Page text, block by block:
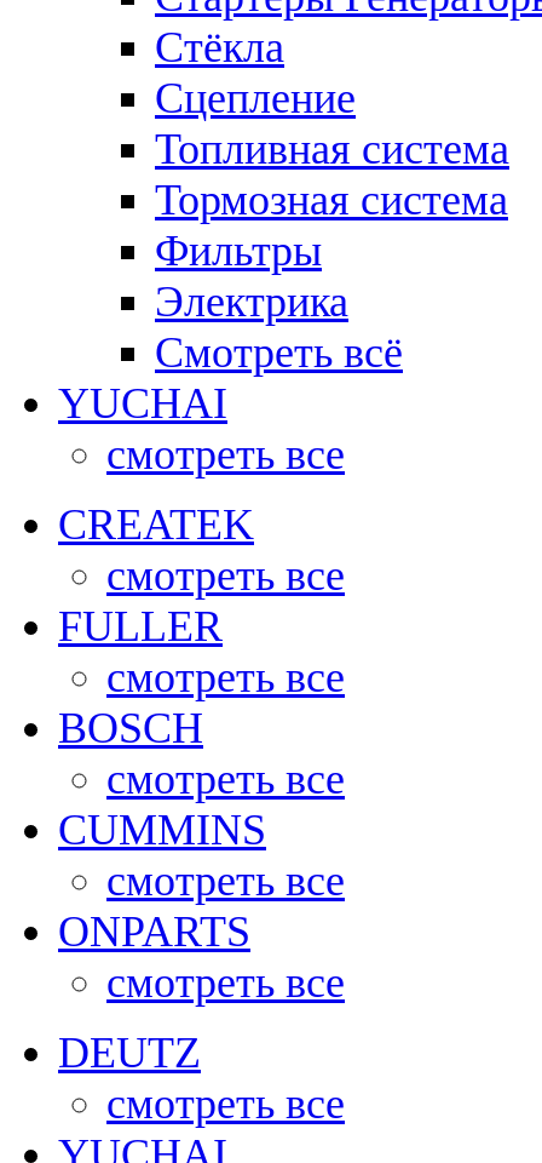
Стёкла
Сцепление
Топливная система
Тормозная система
Фильтры
Электрика
Смотреть всё
YUCHAI
смотреть все
CREATEK
смотреть все
FULLER
смотреть все
BOSCH
смотреть все
CUMMINS
смотреть все
ONPARTS
смотреть все
DEUTZ
смотреть все